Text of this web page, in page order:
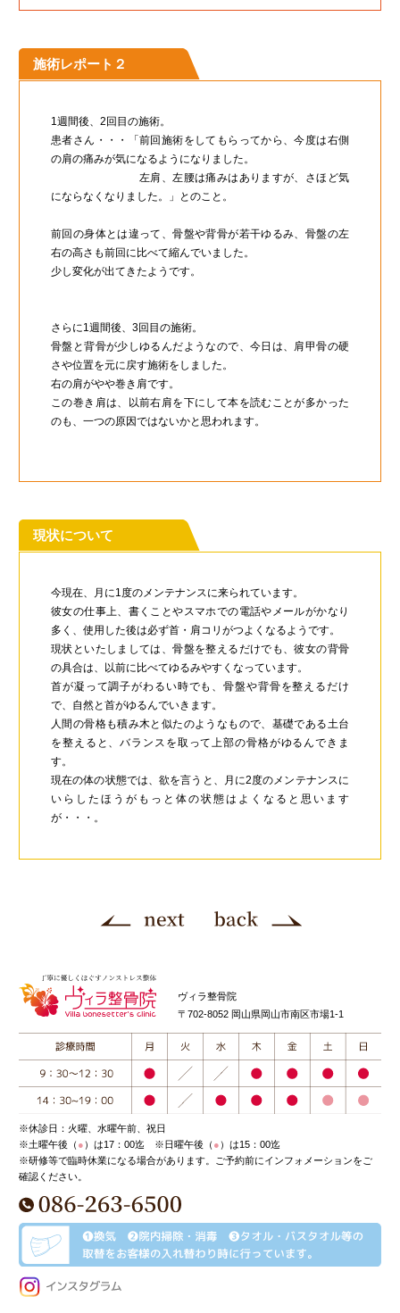
施術レポート２
1週間後、2回目の施術。
患者さん・・・「前回施術をしてもらってから、今度は右側
の肩の痛みが気になるようになりました。
左肩、左腰は痛みはありますが、さほど気
にならなくなりました。」とのこと。
前回の身体とは違って、骨盤や背骨が若干ゆるみ、骨盤の左
右の高さも前回に比べて縮んでいました。
少し変化が出てきたようです。
さらに1週間後、3回目の施術。
骨盤と背骨が少しゆるんだようなので、今日は、肩甲骨の硬
さや位置を元に戻す施術をしました。
右の肩がやや巻き肩です。
この巻き肩は、以前右肩を下にして本を読むことが多かった
のも、一つの原因ではないかと思われます。
現状について
今現在、月に1度のメンテナンスに来られています。
彼女の仕事上、書くことやスマホでの電話やメールがかなり
多く、使用した後は必ず首・肩コリがつよくなるようです。
現状といたしましては、骨盤を整えるだけでも、彼女の背骨
の具合は、以前に比べてゆるみやすくなっています。
首が凝って調子がわるい時でも、骨盤や背骨を整えるだけ
で、自然と首がゆるんでいきます。
人間の骨格も積み木と似たのようなもので、基礎である土台
を整えると、バランスを取って上部の骨格がゆるんできま
す。
現在の体の状態では、欲を言うと、月に2度のメンテナンスに
いらしたほうがもっと体の状態はよくなると思います
が・・・。
ヴィラ整骨院
〒702-8052 岡山県岡山市南区市場1-1
※休診日：火曜、水曜午前、祝日
※土曜午後（●）は17：00迄 ※日曜午後（●）は15：00迄
※研修等で臨時休業になる場合があります。ご予約前にインフォメーションをご
確認ください。